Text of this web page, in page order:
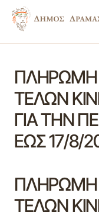
ΠΛΗΡΩΜΗ
ΤΕΛΩΝ
ΓΙΑ ΤΗΝ
ΕΩΣ 17/8/
ΠΛΗΡΩΜΗ
ΤΕΛΩΝ